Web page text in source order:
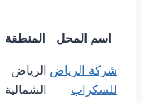
اسم المحل المنطقة
شركة الرياض
للسكراب
الرياض
الشمالية